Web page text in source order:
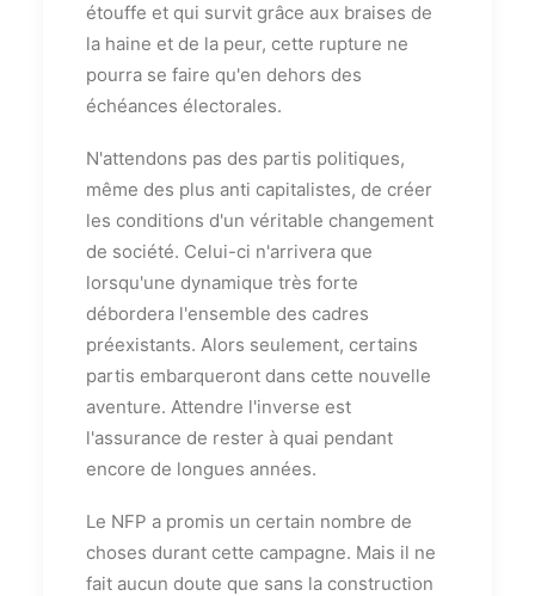
étouffe et qui survit grâce aux braises de
la haine et de la peur, cette rupture ne
pourra se faire qu'en dehors des
échéances électorales.
N'attendons pas des partis politiques,
même des plus anti capitalistes, de créer
les conditions d'un véritable changement
de société. Celui-ci n'arrivera que
lorsqu'une dynamique très forte
débordera l'ensemble des cadres
préexistants. Alors seulement, certains
partis embarqueront dans cette nouvelle
aventure. Attendre l'inverse est
l'assurance de rester à quai pendant
encore de longues années.
Le NFP a promis un certain nombre de
choses durant cette campagne. Mais il ne
fait aucun doute que sans la construction